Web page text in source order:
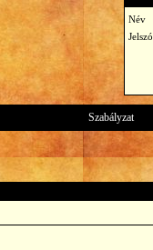
Név
Jelszó
Szabályzat